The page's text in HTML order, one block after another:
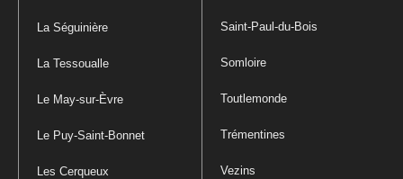
La Séguinière
La Tessoualle
Le May-sur-Èvre
Le Puy-Saint-Bonnet
Les Cerqueux
Saint-Paul-du-Bois
Somloire
Toutlemonde
Trémentines
Vezins